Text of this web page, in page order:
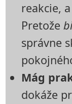
reakcie,
Pretože
správne
Mág
dokáže